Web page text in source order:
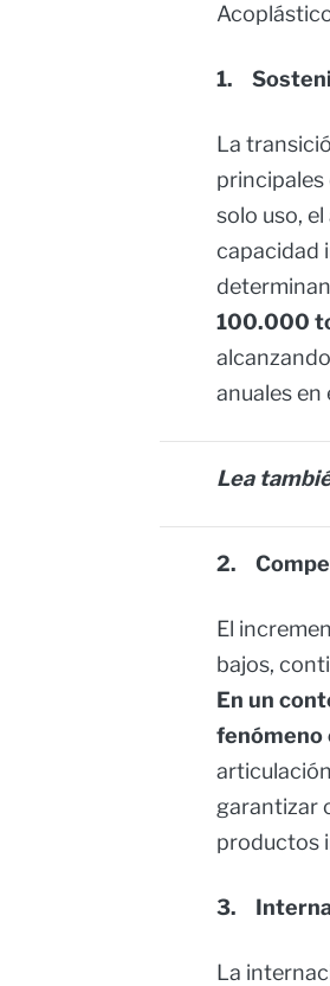
1.
La
principales
solo uso,
capacidad
100.000
anuales en
Lea
2.
El
bajos,
En un
fenómeno
garantizar
productos
3.
La